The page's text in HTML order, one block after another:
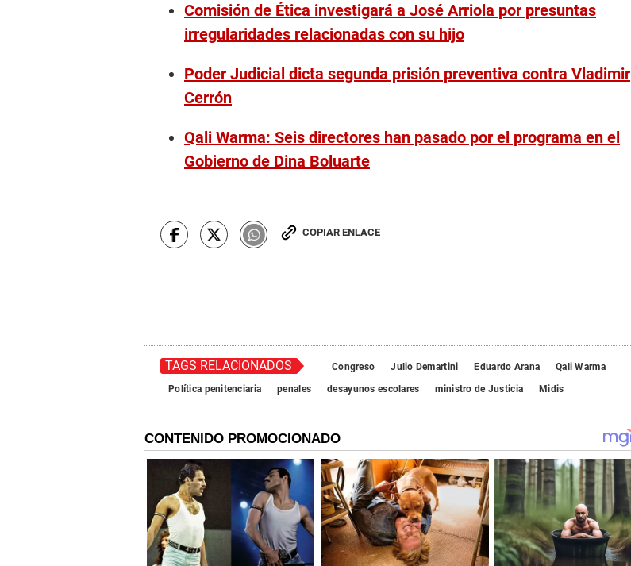
Comisión de Ética investigará a José Arriola por presuntas
irregularidades relacionadas con su hijo
Poder Judicial dicta segunda prisión preventiva contra Vladimir
Cerrón
Qali Warma: Seis directores han pasado por el programa en el
Gobierno de Dina Boluarte
COPIAR ENLACE
TAGS RELACIONADOS Congreso Julio Demartini Eduardo Arana
Qali Warma
Política penitenciaria
penales desayunos escolares ministro de Justicia Midis